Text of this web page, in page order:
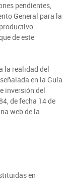
Los Lagos
Aysén
pendientes,
General para la
de este
la realidad del
en la Guía
inversión del
de fecha 14 de
web de la
en